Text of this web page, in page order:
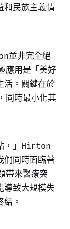
和民族主義情
並非完全絕
應用是「美好
活。關鍵在於
同時最小化其
，」Hinton
們同時面臨著
帶來醫療突
導致大規模失
。